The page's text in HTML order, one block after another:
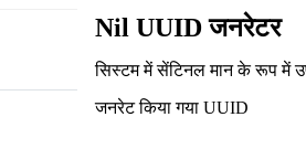
Nil UUID जनरेटर
सिस्टम में सेंटिनल मान के रूप में
जनरेट किया गया UUID